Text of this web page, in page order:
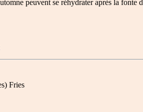
peuvent se réhydrater après la fonte
Fries